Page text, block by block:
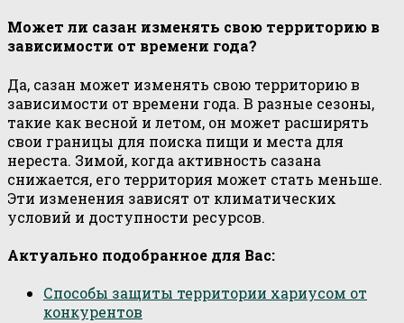
Может ли сазан изменять свою территорию в
зависимости от времени года?
Да, сазан может изменять свою территорию в
зависимости от времени года. В разные сезоны,
такие как весной и летом, он может расширять
свои границы для поиска пищи и места для
нереста. Зимой, когда активность сазана
снижается, его территория может стать меньше.
Эти изменения зависят от климатических
условий и доступности ресурсов.
Актуально подобранное для Вас:
Способы защиты территории хариусом от
конкурентов